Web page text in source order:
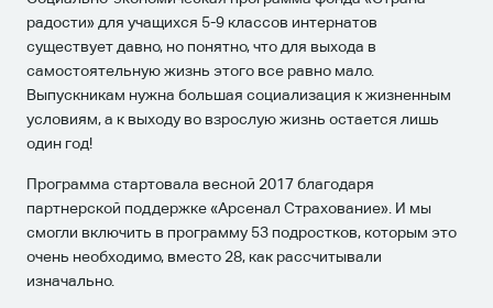
радости» для учащихся 5-9 классов интернатов
существует давно, но понятно, что для выхода в
самостоятельную жизнь этого все равно мало.
Выпускникам нужна большая социализация к жизненным
условиям, а к выходу во взрослую жизнь остается лишь
один год!
Программа стартовала весной 2017 благодаря
партнерской поддержке «Арсенал Страхование». И мы
смогли включить в программу 53 подростков, которым это
очень необходимо, вместо 28, как рассчитывали
изначально.